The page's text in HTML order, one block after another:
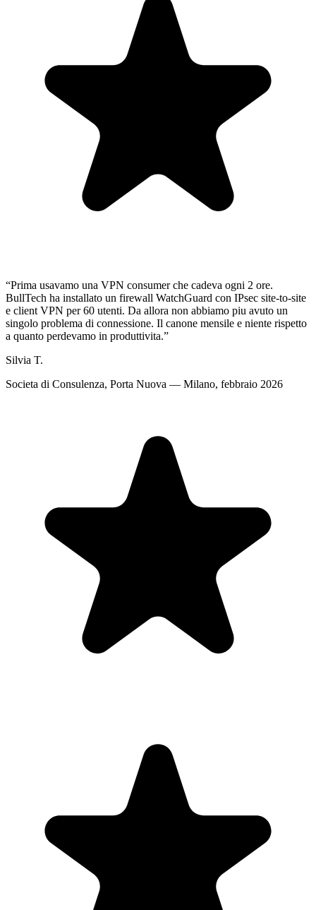
“Prima usavamo una VPN consumer che cadeva ogni 2 ore.
BullTech ha installato un firewall WatchGuard con IPsec site-to-site
e client VPN per 60 utenti. Da allora non abbiamo piu avuto un
singolo problema di connessione. Il canone mensile e niente rispetto
a quanto perdevamo in produttivita.”
Silvia T.
Societa di Consulenza, Porta Nuova — Milano, febbraio 2026